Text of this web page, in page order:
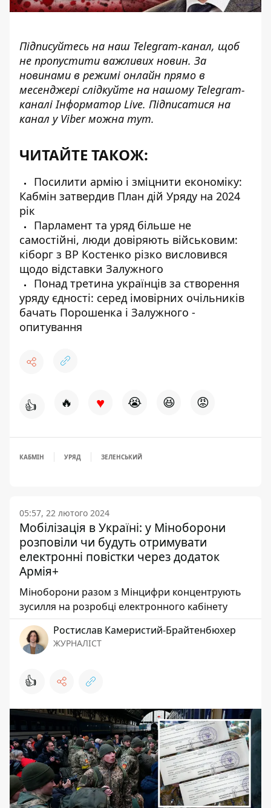
Підписуйтесь на наш Telegram-канал, щоб
не пропустити важливих новин. За
новинами в режимі онлайн прямо в
месенджері слідкуйте на нашому Telegram-
каналіІнформатор Live. Підписатися на
канал у Viber можна тут.
ЧИТАЙТЕ ТАКОЖ:
Посилити армію і зміцнити економіку:
Кабмін затвердив План дій Уряду на 2024
рік
Парламент та уряд більше не
самостійні, люди довіряють військовим:
кіборг з ВР Костенко різко висловився
щодо відставки Залужного
Понад третина українців за створення
уряду єдності: серед імовірних очільників
бачать Порошенка і Залужного -
опитування
👍 🔥 ♥ 😭 😆 😡
КАБМІН УРЯД ЗЕЛЕНСЬКИЙ
05:57, 22 лютого 2024
Мобілізація в Україні: у Міноборони
розповіли чи будуть отримувати
електронні повістки через додаток
Армія+
Міноборони разом з Мінцифри концентрують
зусилля на розробці електронного кабінету
Ростислав Камеристий-Брайтенбюхер
ЖУРНАЛІСТ
👍